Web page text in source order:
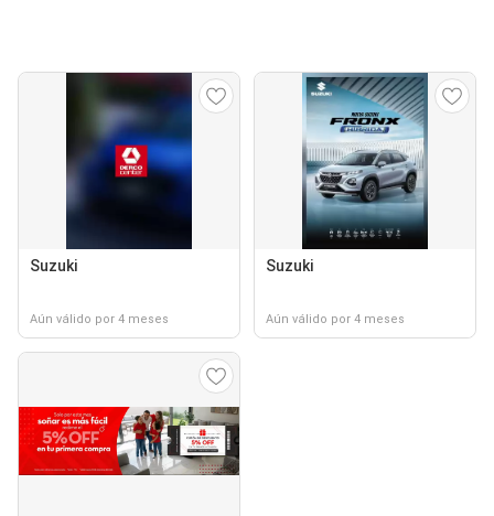
Suzuki
Aún válido por 4 meses
Suzuki
Aún válido por 4 meses